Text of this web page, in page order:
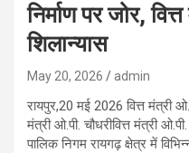
निर्माण पर जोर,
शिलान्यास
May 20, 2026 admin
रायपुर,20 मई 2026 वित्त मंत्री
मंत्री ओ.पी. चौधरीवित्त मंत्री
पालिक निगम रायगढ़ क्षेत्र में